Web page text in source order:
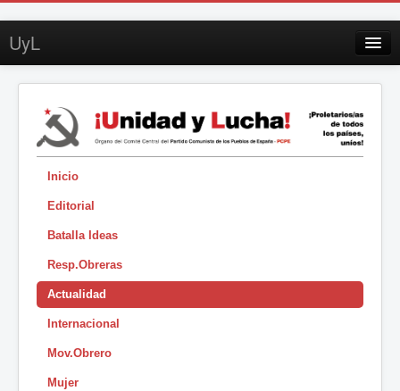
UyL
Suscripción
Sobre UyL
Edición impresa
Buscar
Inicio
Editorial
Batalla Ideas
Resp.Obreras
Actualidad
Internacional
Mov.Obrero
Mujer